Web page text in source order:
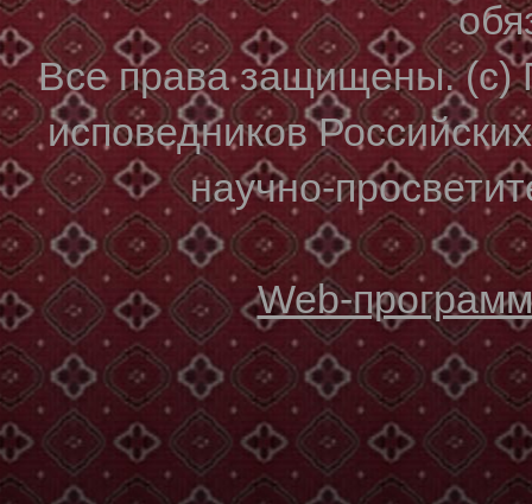
Все права защищены. (с)
исповедников
научно-
Web-